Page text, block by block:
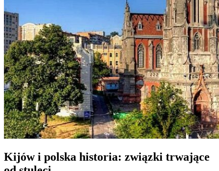
Kijów i polska historia: związki trwające